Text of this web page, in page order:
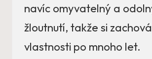
navíc omyvatelný a
žloutnutí, takže si
vlastnosti po mnoho let.